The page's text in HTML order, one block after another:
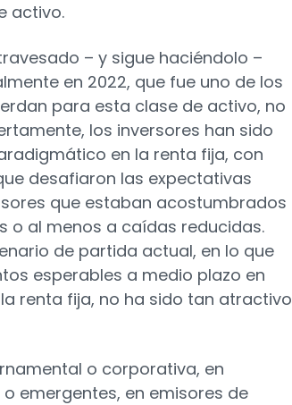
activo.
– y sigue haciéndolo –
en 2022, que fue uno de los
para esta clase de activo, no
los inversores han sido
en la renta fija, con
desafiaron las expectativas
que estaban acostumbrados
o al menos a caídas reducidas.
de partida actual, en lo que
esperables a medio plazo en
renta fija, no ha sido tan atractivo
o corporativa, en
emergentes, en emisores de